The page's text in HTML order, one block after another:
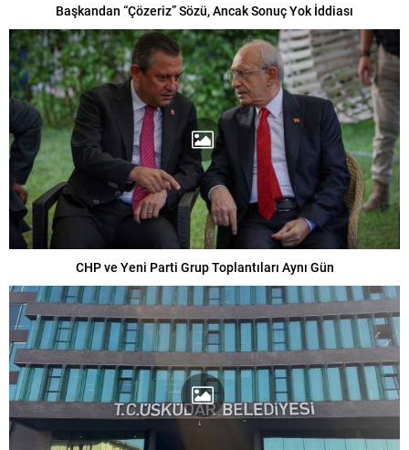
Başkandan “Çözeriz” Sözü, Ancak Sonuç Yok İddiası
CHP ve Yeni Parti Grup Toplantıları Aynı Gün